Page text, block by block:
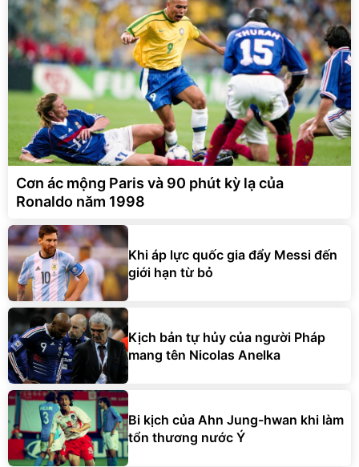
Cơn ác mộng Paris và 90 phút kỳ lạ của
Ronaldo năm 1998
Khi áp lực quốc gia đẩy Messi đến
giới hạn từ bỏ
Kịch bản tự hủy của người Pháp
mang tên Nicolas Anelka
Bi kịch của Ahn Jung-hwan khi làm
tổn thương nước Ý